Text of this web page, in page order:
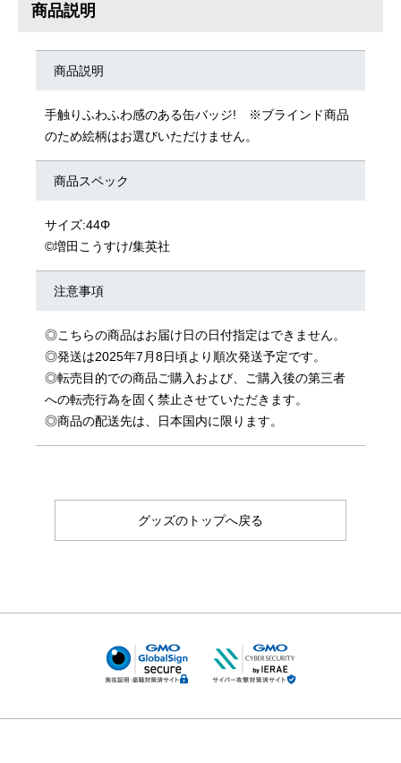
商品説明
商品説明
手触りふわふわ感のある缶バッジ! ※ブラインド商品
のため絵柄はお選びいただけません。
商品スペック
サイズ:44Φ
©増田こうすけ/集英社
注意事項
◎こちらの商品はお届け日の日付指定はできません。
◎発送は2025年7月8日頃より順次発送予定です。
◎転売目的での商品ご購入および、ご購入後の第三者
への転売行為を固く禁止させていただきます。
◎商品の配送先は、日本国内に限ります。
グッズのトップへ戻る